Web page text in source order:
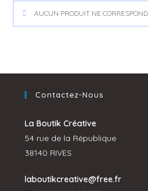
AUCUN PRODUIT NE
Contactez-Nous
La Boutik Créative
54 rue de la République
38140 RIVES
laboutikcreative@free.fr